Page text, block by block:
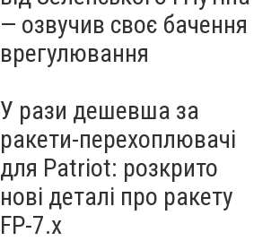
— озвучив своє бачення
врегулювання
У рази дешевша за
ракети-перехоплювачі
для Patriot: розкрито
нові деталі про ракету
FP-7.x